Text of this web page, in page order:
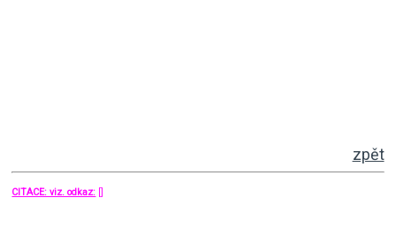
zpět
CITACE: viz. odkaz: []